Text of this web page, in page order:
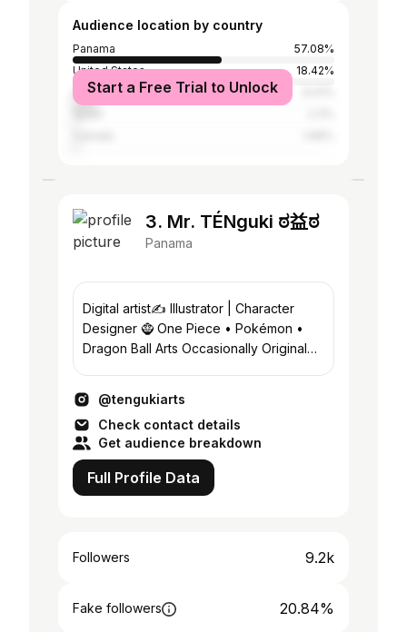
Audience location by country
Panama
57.08%
United States
18.42%
United Kingdom
Start a Free Trial to Unlock
3. Mr. TÉNguki ಠ⁠益⁠ಠ
Panama
Digital artist✍️ Illustrator | Character
Designer 🧌 One Piece • Pokémon •
Dragon Ball Arts Occasionally Original
@tengukiarts
Check contact details
Get audience breakdown
Full Profile Data
Followers 9.2k
Fake followers 20.84%